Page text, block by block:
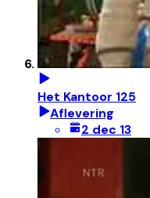
Het Kantoor 125
Aflevering
2 dec 13